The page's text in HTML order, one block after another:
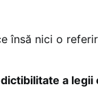
însă nici o
a